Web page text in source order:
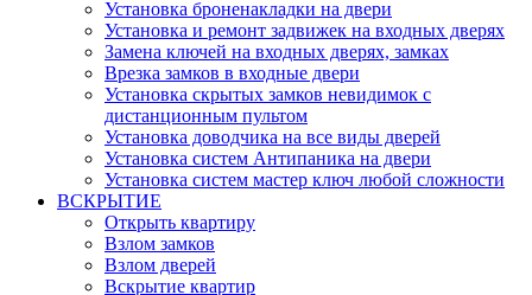
Установка броненакладки на двери
Установка и ремонт задвижек на входных дверях
Замена ключей на входных дверях, замках
Врезка замков в входные двери
Установка скрытых замков невидимок с
дистанционным пультом
Установка доводчика на все виды дверей
Установка систем Антипаника на двери
Установка систем мастер ключ любой сложности
ВСКРЫТИЕ
Открыть квартиру
Взлом замков
Взлом дверей
Вскрытие квартир